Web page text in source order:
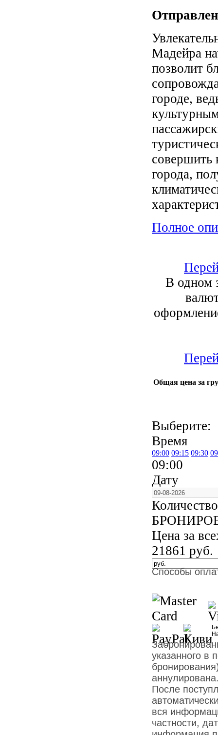
Мадейра
позволит
городе,
совершить
города,
Полное
В одном
Общая цена за
Выберите:
Время
09:00 09:15 09:30
09:00
Дату
Цена за
21861 руб.
Способы
указанного в
После
вся
частности,